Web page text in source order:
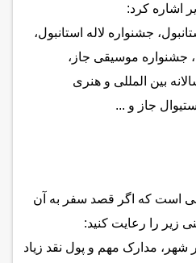
اشاره کرد:
جشنواره لاله استانبول،
جشنواره موسیقی جاز،
بین المللی و هنری
جاز و ...
است که اگر قصد سفر به آن
زیر را رعایت کنید:
مدارک مهم و پول نقد زیاد